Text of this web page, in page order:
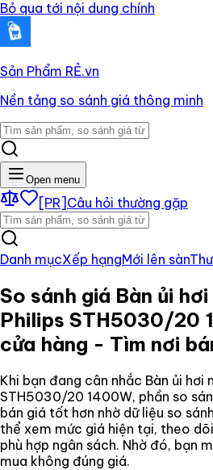
Bỏ qua tới nội dung chính
Sản Phẩm RẺ.vn
Nền tảng so sánh giá thông minh
Open menu
[PR] Câu hỏi thường gặp
Danh mụcXếp hạngMới lên sàn
So sánh giá Bàn ủi
Philips STH5030/20
cửa hàng - Tìm nơi
Khi bạn đang cân nhắc Bàn ủi hơi
STH5030/20 1400W, phần so
bán giá tốt hơn nhờ dữ liệu so
thể xem mức giá hiện tại, theo
phù hợp ngân sách. Nhờ đó, bạn
mua không đúng giá.